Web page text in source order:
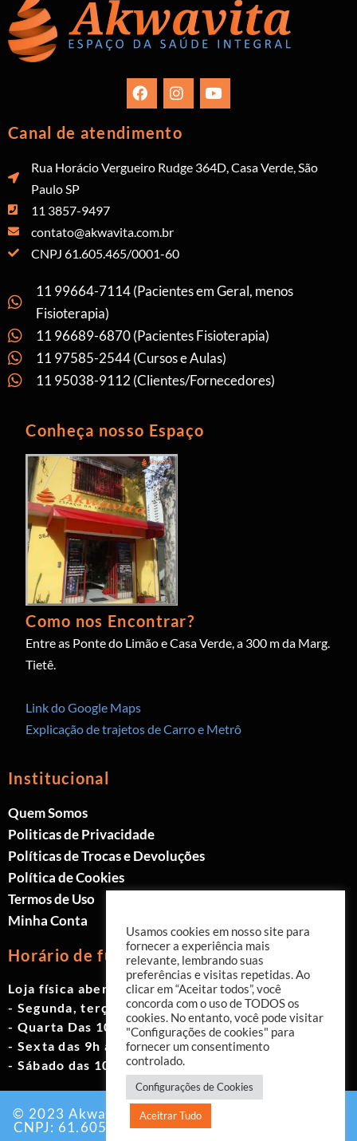
Canal de atendimento
Rua Horácio Vergueiro Rudge 364D, Casa Verde, São
Paulo SP
11 3857-9497
contato@akwavita.com.br
CNPJ 61.605.465/0001-60
11 99664-7114 (Pacientes em Geral, menos
Fisioterapia)
11 96689-6870 (Pacientes Fisioterapia)
11 97585-2544 (Cursos e Aulas)
11 95038-9112 (Clientes/Fornecedores)
Conheça nosso Espaço
Como nos Encontrar?
Entre as Ponte do Limão e Casa Verde, a 300 m da Marg.
Tietê.
Link do Google Maps
Explicação de trajetos de Carro e Metrô
Institucional
Quem Somos
Politicas de Privacidade
Políticas de Trocas e Devoluções
Política de Cookies
Termos de Uso
Minha Conta
Horário de funcionamento
Loja física aberta de Segunda à Sábado.
- Segunda, terça e quinta das 9h às 19h
- Quarta Das 10h às 18h
- Sexta das 9h às 18h
- Sábado das 10h às 17h
© 2023 Akwavita - Todos os direitos reservados.
CNPJ: 61.605.465/0001-60 Criado por:
Usamos cookies em nosso site para
fornecer a experiência mais
relevante, lembrando suas
preferências e visitas repetidas. Ao
clicar em “Aceitar todos”, você
concorda com o uso de TODOS os
cookies. No entanto, você pode visitar
"Configurações de cookies" para
fornecer um consentimento
controlado.
Configurações de Cookies
Aceitrar Tudo